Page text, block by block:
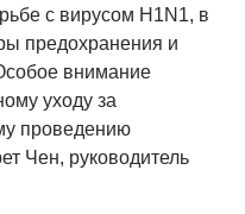
с вирусом H1N1, в
предохранения и
внимание
уходу за
проведению
Чен, руководитель